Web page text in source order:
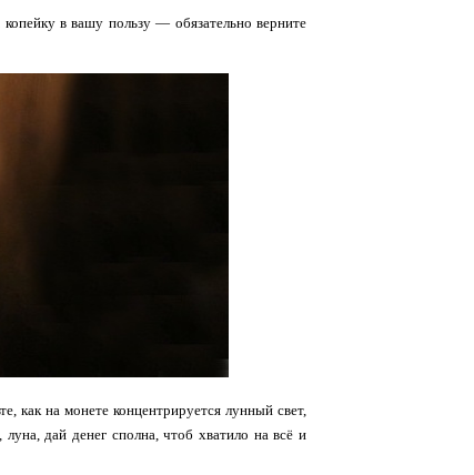
в вашу пользу — обязательно верните
как на монете концентрируется лунный свет,
дай денег сполна, чтоб хватило на всё и